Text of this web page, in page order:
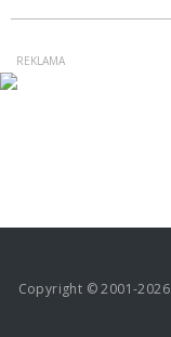
Copyright © 2001-2026